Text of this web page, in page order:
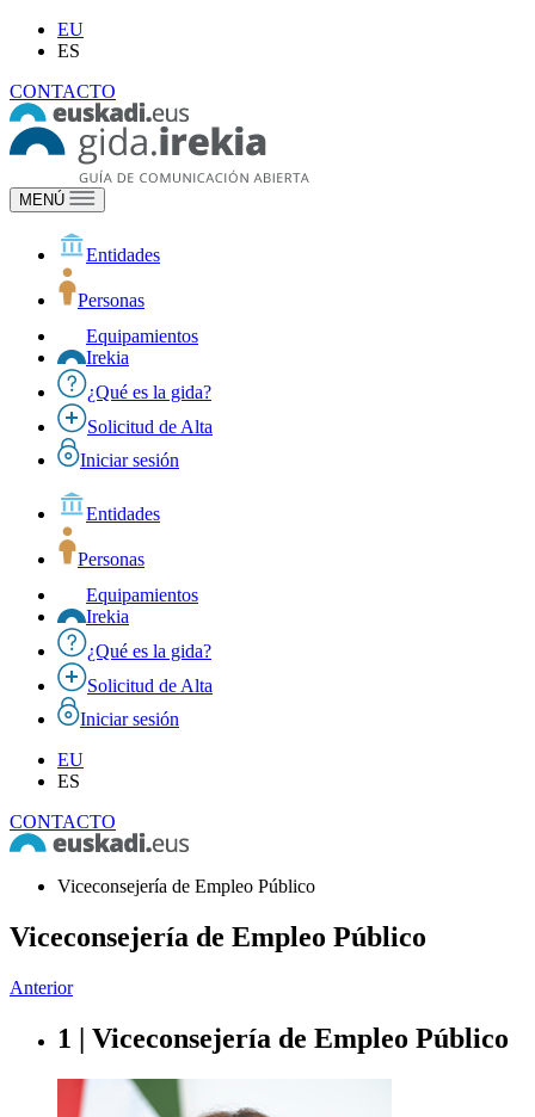
EU
ES
CONTACTO
MENÚ
Entidades
Personas
Equipamientos
Irekia
¿Qué es la gida?
Solicitud de Alta
Iniciar sesión
Entidades
Personas
Equipamientos
Irekia
¿Qué es la gida?
Solicitud de Alta
Iniciar sesión
EU
ES
CONTACTO
Viceconsejería de Empleo Público
Viceconsejería de Empleo Público
Anterior
1 | Viceconsejería de Empleo Público